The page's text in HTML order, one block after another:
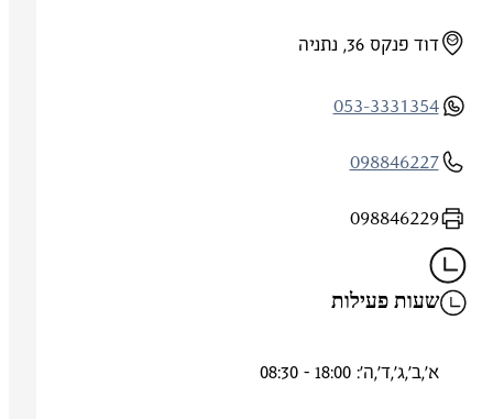
דוד פנקס 36, נתניה
053-3331354
098846227
098846229
שעות פעילות
א',ב',ג',ד',ה': 18:00 - 08:30